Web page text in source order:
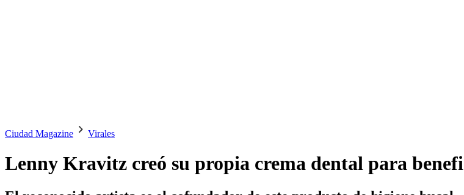
Ciudad Magazine Virales
Lenny Kravitz creó su propia crema dental para